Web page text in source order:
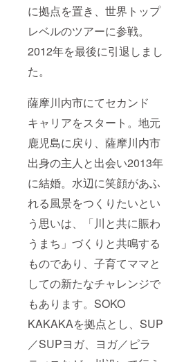
に拠点を置き、世界トップ
レベルのツアーに参戦。
2012年を最後に引退しまし
た。
薩摩川内市にてセカンド
キャリアをスタート。地元
鹿児島に戻り、薩摩川内市
出身の主人と出会い2013年
に結婚。水辺に笑顔があふ
れる風景をつくりたいとい
う思いは、「川と共に賑わ
うまち」づくりと共鳴する
ものであり、子育てママと
しての新たなチャレンジで
もあります。SOKO
KAKAKAを拠点とし、SUP
／SUPヨガ、ヨガ／ピラ